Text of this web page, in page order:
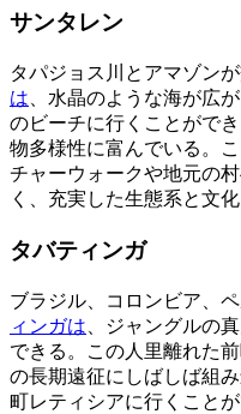
サンタレン
タパジョス川とアマゾン
は 、水晶のような海が広
のビーチに行くことがで
物多様性に富んでいる。
チャーウォークや地元の
く、充実した生態系と文
タバティンガ
ブラジル、コロンビア、
ィンガは 、ジャングルの
できる。この人里離れた
の長期遠征にしばしば組
町レティシアに行くこと